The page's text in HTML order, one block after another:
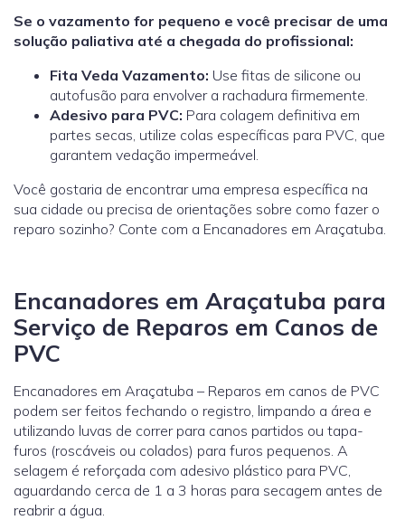
Se o vazamento for pequeno e você precisar de uma
solução paliativa até a chegada do profissional:
Fita Veda Vazamento: Use fitas de silicone ou
autofusão para envolver a rachadura firmemente.
Adesivo para PVC: Para colagem definitiva em
partes secas, utilize colas específicas para PVC, que
garantem vedação impermeável.
Você gostaria de encontrar uma empresa específica na
sua cidade ou precisa de orientações sobre como fazer o
reparo sozinho? Conte com a Encanadores em Araçatuba.
Encanadores em Araçatuba para
Serviço de Reparos em Canos de
PVC
Encanadores em Araçatuba – Reparos em canos de PVC
podem ser feitos fechando o registro, limpando a área e
utilizando luvas de correr para canos partidos ou tapa-
furos (roscáveis ou colados) para furos pequenos. A
selagem é reforçada com adesivo plástico para PVC,
aguardando cerca de 1 a 3 horas para secagem antes de
reabrir a água.